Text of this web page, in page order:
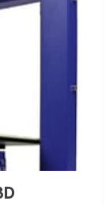
Movimento
de